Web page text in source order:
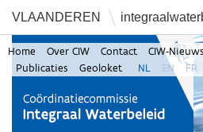
VLAANDEREN
Home Over CIW Contact CIW-
Publicaties
Geoloket NL EN FR